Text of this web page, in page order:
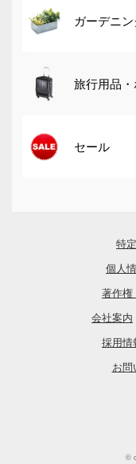
ガーデニ
旅行用品・
セール
特
個人
著作権
会社案内
採用情
お問
©